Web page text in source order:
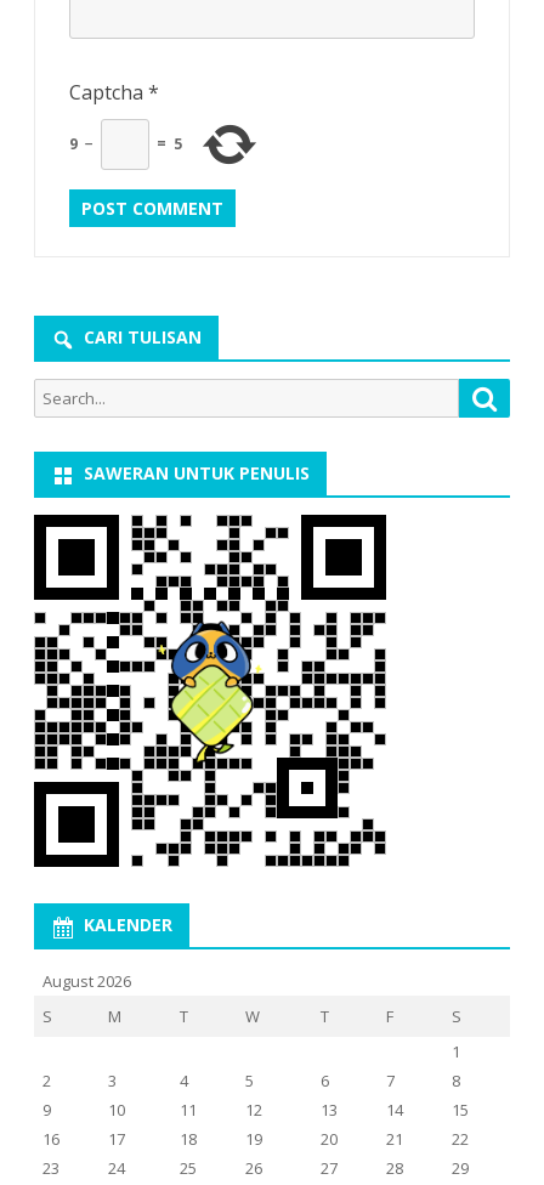
Captcha *
9 − = 5
CARI TULISAN
Search
for:
SAWERAN UNTUK PENULIS
KALENDER
August 2026
S
M T W T F
S
1
2
3 4 5 6 7
8
9
10 11 12 13 14
15
16
17 18 19 20 21
22
23
24 25 26 27 28
29